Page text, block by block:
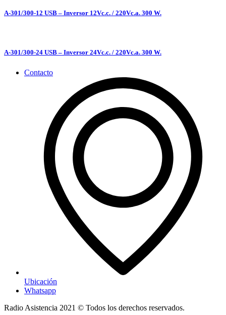
A-301/300-12 USB – Inversor 12Vc.c. / 220Vc.a. 300 W.
A-301/300-24 USB – Inversor 24Vc.c. / 220Vc.a. 300 W.
Contacto
Ubicación
Whatsapp
Radio Asistencia 2021 © Todos los derechos reservados.